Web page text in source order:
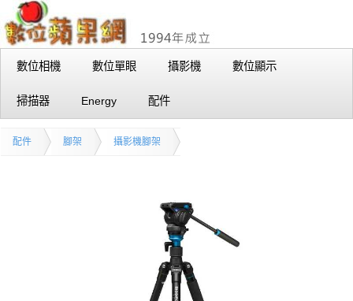
數位相機 數位單眼 攝影機 數位顯示
掃描器 Energy 配件
配件 腳架 攝影機腳架